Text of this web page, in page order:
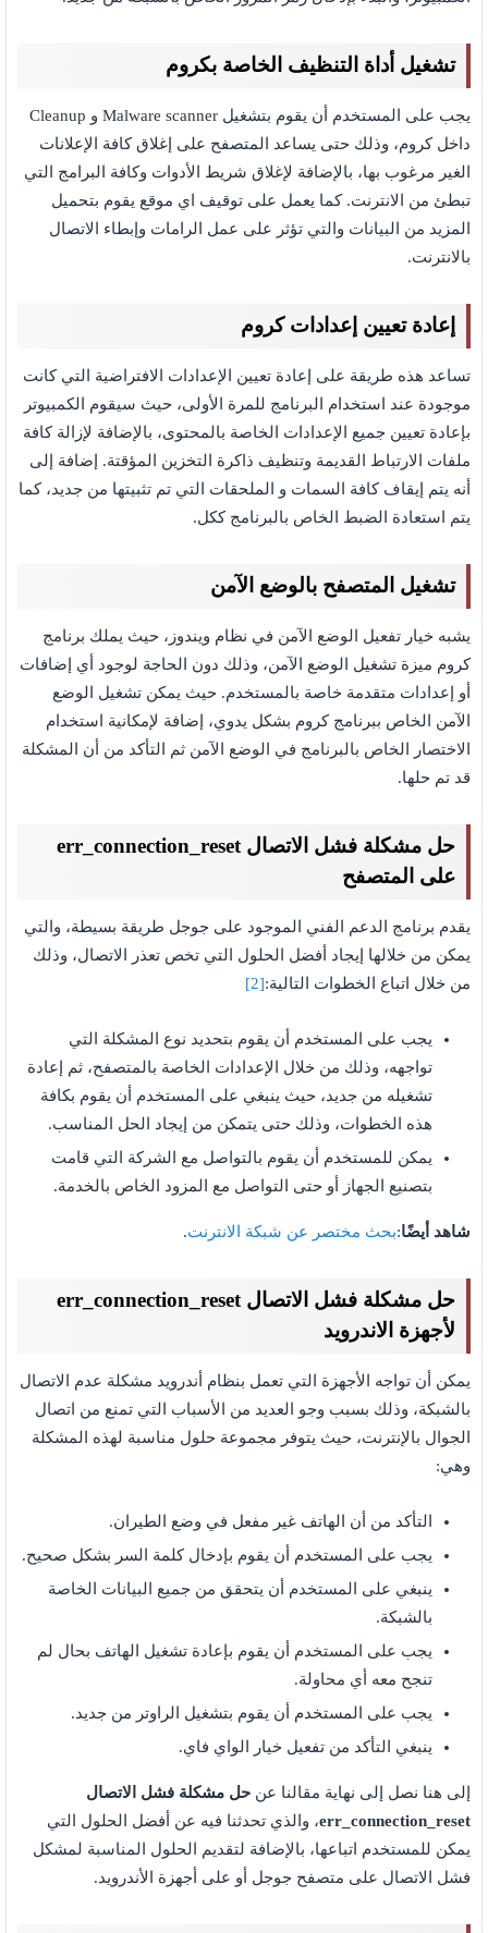
تشغيل أداة التنظيف الخاصة بكروم
يجب على المستخدم أن يقوم بتشغيل Malware scanner و Cleanup
داخل كروم، وذلك حتى يساعد المتصفح على إغلاق كافة الإعلانات
الغير مرغوب بها، بالإضافة لإغلاق شريط الأدوات وكافة البرامج التي
تبطئ من الانترنت. كما يعمل على توقيف اي موقع يقوم بتحميل
المزيد من البيانات والتي تؤثر على عمل الرامات وإبطاء الاتصال
بالانترنت.
إعادة تعيين إعدادات كروم
تساعد هذه طريقة على إعادة تعيين الإعدادات الافتراضية التي كانت
موجودة عند استخدام البرنامج للمرة الأولى، حيث سيقوم الكمبيوتر
بإعادة تعيين جميع الإعدادات الخاصة بالمحتوى، بالإضافة لإزالة كافة
ملفات الارتباط القديمة وتنظيف ذاكرة التخزين المؤقتة. إضافة إلى
أنه يتم إيقاف كافة السمات و الملحقات التي تم تثبيتها من جديد، كما
يتم استعادة الضبط الخاص بالبرنامج ككل.
تشغيل المتصفح بالوضع الآمن
يشبه خيار تفعيل الوضع الآمن في نظام ويندوز، حيث يملك برنامج
كروم ميزة تشغيل الوضع الآمن، وذلك دون الحاجة لوجود أي إضافات
أو إعدادات متقدمة خاصة بالمستخدم. حيث يمكن تشغيل الوضع
الآمن الخاص ببرنامج كروم بشكل يدوي، إضافة لإمكانية استخدام
الاختصار الخاص بالبرنامج في الوضع الآمن ثم التأكد من أن المشكلة
قد تم حلها.
حل مشكلة فشل الاتصال err_connection_reset
على المتصفح
يقدم برنامج الدعم الفني الموجود على جوجل طريقة بسيطة، والتي
يمكن من خلالها إيجاد أفضل الحلول التي تخص تعذر الاتصال، وذلك
من خلال اتباع الخطوات التالية:[2]
يجب على المستخدم أن يقوم بتحديد نوع المشكلة التي
تواجهه، وذلك من خلال الإعدادات الخاصة بالمتصفح، ثم إعادة
تشغيله من جديد، حيث ينبغي على المستخدم أن يقوم بكافة
هذه الخطوات، وذلك حتى يتمكن من إيجاد الحل المناسب.
يمكن للمستخدم أن يقوم بالتواصل مع الشركة التي قامت
بتصنيع الجهاز أو حتى التواصل مع المزود الخاص بالخدمة.
شاهد أيضًا:بحث مختصر عن شبكة الانترنت.
حل مشكلة فشل الاتصال err_connection_reset
لأجهزة الاندرويد
يمكن أن تواجه الأجهزة التي تعمل بنظام أندرويد مشكلة عدم الاتصال
بالشبكة، وذلك بسبب وجو العديد من الأسباب التي تمنع من اتصال
الجوال بالإنترنت، حيث يتوفر مجموعة حلول مناسبة لهذه المشكلة
وهي:
التأكد من أن الهاتف غير مفعل في وضع الطيران.
يجب على المستخدم أن يقوم بإدخال كلمة السر بشكل صحيح.
ينبغي على المستخدم أن يتحقق من جميع البيانات الخاصة
بالشبكة.
يجب على المستخدم أن يقوم بإعادة تشغيل الهاتف بحال لم
تنجح معه أي محاولة.
يجب على المستخدم أن يقوم بتشغيل الراوتر من جديد.
ينبغي التأكد من تفعيل خيار الواي فاي.
إلى هنا نصل إلى نهاية مقالنا عن حل مشكلة فشل الاتصال
err_connection_reset، والذي تحدثنا فيه عن أفضل الحلول التي
يمكن للمستخدم اتباعها، بالإضافة لتقديم الحلول المناسبة لمشكل
فشل الاتصال على متصفح جوجل أو على أجهزة الأندرويد.